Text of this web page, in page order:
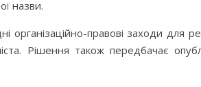
назви.
організаційно-правові заходи для
Рішення також передбачає